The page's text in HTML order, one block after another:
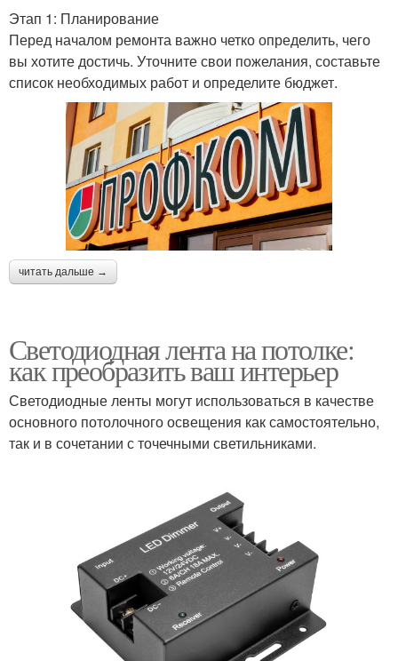
Этап 1: Планирование
Перед началом ремонта важно четко определить, чего
вы хотите достичь. Уточните свои пожелания, составьте
список необходимых работ и определите бюджет.
читать дальше →
Светодиодная лента на потолке:
как преобразить ваш интерьер
Светодиодные ленты могут использоваться в качестве
основного потолочного освещения как самостоятельно,
так и в сочетании с точечными светильниками.